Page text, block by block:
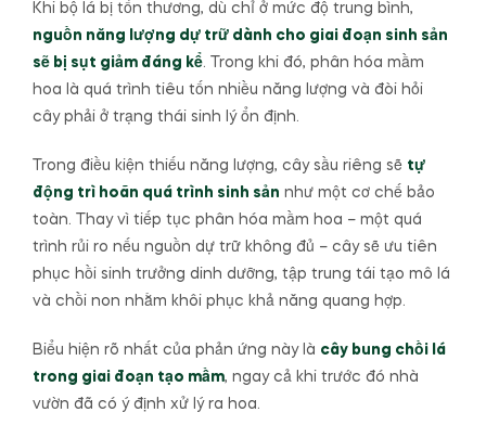
Khi bộ lá bị tổn thương, dù chỉ ở mức độ trung bình,
nguồn năng lượng dự trữ dành cho giai đoạn sinh sản
sẽ bị sụt giảm đáng kể. Trong khi đó, phân hóa mầm
hoa là quá trình tiêu tốn nhiều năng lượng và đòi hỏi
cây phải ở trạng thái sinh lý ổn định.
Trong điều kiện thiếu năng lượng, cây sầu riêng sẽ tự
động trì hoãn quá trình sinh sản như một cơ chế bảo
toàn. Thay vì tiếp tục phân hóa mầm hoa – một quá
trình rủi ro nếu nguồn dự trữ không đủ – cây sẽ ưu tiên
phục hồi sinh trưởng dinh dưỡng, tập trung tái tạo mô lá
và chồi non nhằm khôi phục khả năng quang hợp.
Biểu hiện rõ nhất của phản ứng này là cây bung chồi lá
trong giai đoạn tạo mầm, ngay cả khi trước đó nhà
vườn đã có ý định xử lý ra hoa.